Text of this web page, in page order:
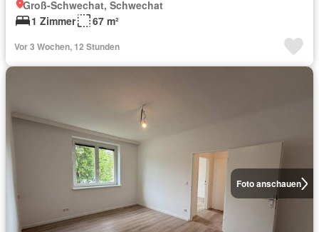
Groß-Schwechat, Schwechat
1 Zimmer
67 m²
Vor 3 Wochen, 12 Stunden
Foto anschauen